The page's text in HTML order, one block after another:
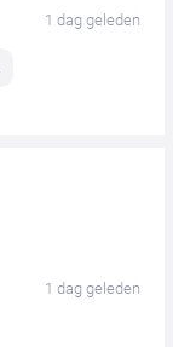
1 dag geleden
1 dag geleden